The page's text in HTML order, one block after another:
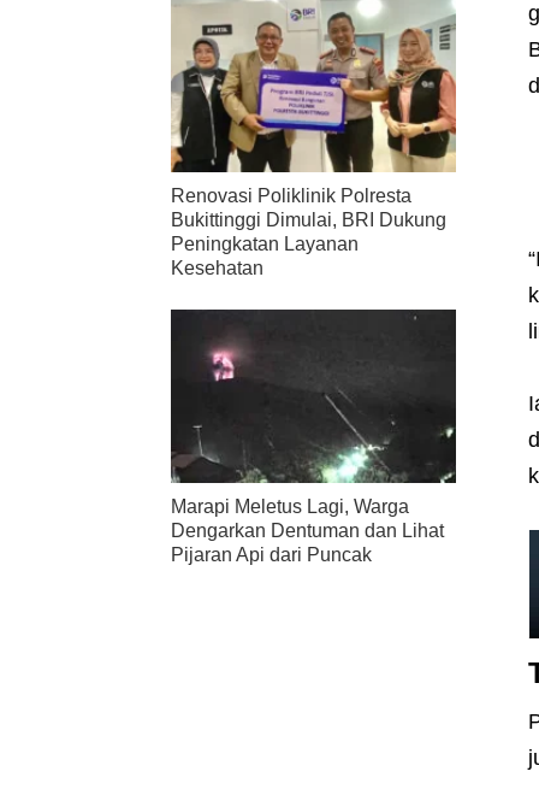
Renovasi Poliklinik Polresta
Bukittinggi Dimulai, BRI Dukung
Peningkatan Layanan
Kesehatan
Marapi Meletus Lagi, Warga
Dengarkan Dentuman dan Lihat
Pijaran Api dari Puncak